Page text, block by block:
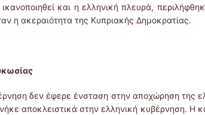
και η ελληνική πλευρά,
η ακεραιότητα της Κυπριακής Δημοκρατίας.
δεν έφερε ένσταση στην αποχώρηση της
αποκλειστικά στην ελληνική κυβέρνηση. Η